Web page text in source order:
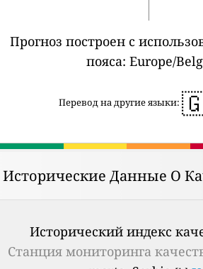
Прогноз построен с
пояса: Europe/
Перевод на другие языки:
Исторические Данные О
Исторический индекс
Станция мониторинга